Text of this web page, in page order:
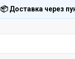
📦 Доставка через